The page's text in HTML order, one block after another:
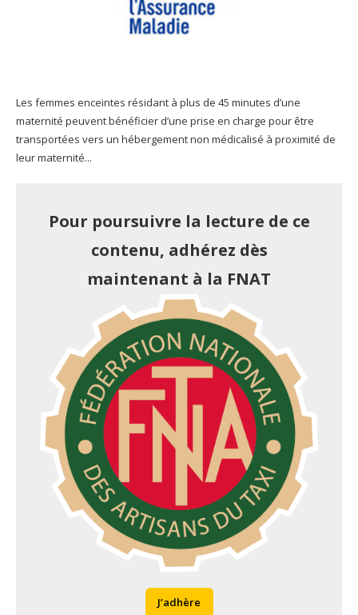
Les femmes enceintes résidant à plus de 45 minutes d’une
maternité peuvent bénéficier d’une prise en charge pour être
transportées vers un hébergement non médicalisé à proximité de
leur maternité...
Pour poursuivre la lecture de ce
contenu, adhérez dès
maintenant à la FNAT
J’adhère